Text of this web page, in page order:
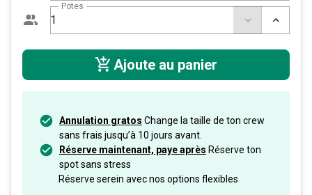
Potes
Ajoute au panier
Annulation gratos Change la taille de ton crew
sans frais jusqu’à 10 jours avant.
Réserve maintenant, paye après Réserve ton
spot sans stress
Réserve serein avec nos options flexibles